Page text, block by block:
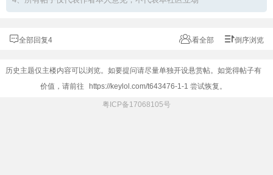
全部回复4 看全部 倒序浏览
历史主题仅主楼内容可以浏览。如要提问请尽量单独开设悬赏帖。如觉得帖子有
价值，请前往
https://keylol.com/t643476-1-1 尝试恢复。
粤ICP备17068105号